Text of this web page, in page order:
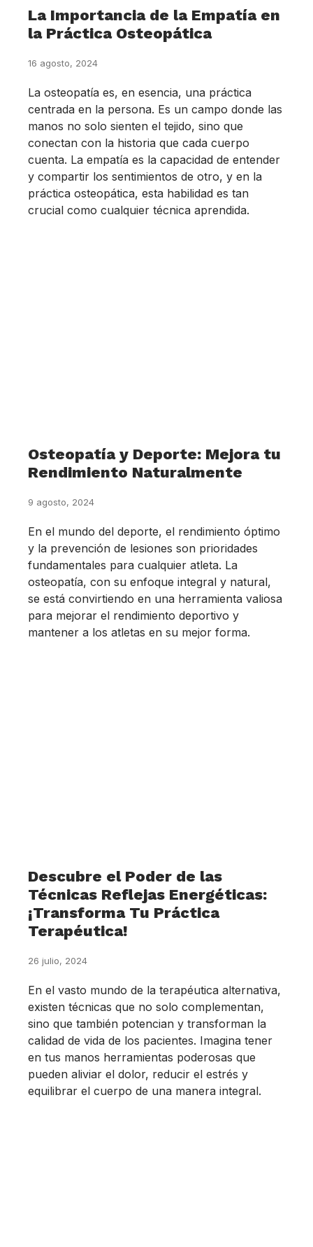
La Importancia de la Empatía en
la Práctica Osteopática
16 agosto, 2024
La osteopatía es, en esencia, una práctica
centrada en la persona. Es un campo donde las
manos no solo sienten el tejido, sino que
conectan con la historia que cada cuerpo
cuenta. La empatía es la capacidad de entender
y compartir los sentimientos de otro, y en la
práctica osteopática, esta habilidad es tan
crucial como cualquier técnica aprendida.
Osteopatía y Deporte: Mejora tu
Rendimiento Naturalmente
9 agosto, 2024
En el mundo del deporte, el rendimiento óptimo
y la prevención de lesiones son prioridades
fundamentales para cualquier atleta. La
osteopatía, con su enfoque integral y natural,
se está convirtiendo en una herramienta valiosa
para mejorar el rendimiento deportivo y
mantener a los atletas en su mejor forma.
Descubre el Poder de las
Técnicas Reflejas Energéticas:
¡Transforma Tu Práctica
Terapéutica!
26 julio, 2024
En el vasto mundo de la terapéutica alternativa,
existen técnicas que no solo complementan,
sino que también potencian y transforman la
calidad de vida de los pacientes. Imagina tener
en tus manos herramientas poderosas que
pueden aliviar el dolor, reducir el estrés y
equilibrar el cuerpo de una manera integral.